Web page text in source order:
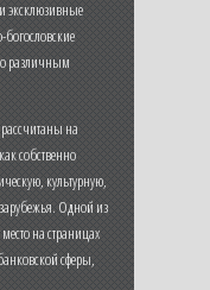
эксклюзивные
различным
на
собственно
культурную,
Одной из
на страницах
сферы,